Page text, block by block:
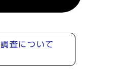
査について